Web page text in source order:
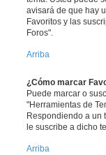
avisará de que hay
Favoritos y las
Foros".
Arriba
¿Cómo marcar
Puede marcar o
"Herramientas de
Respondiendo a un
le suscribe a dicho
Arriba